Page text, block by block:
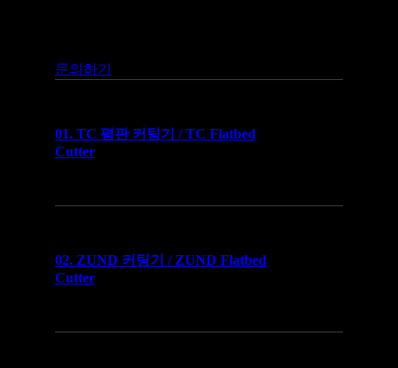
문의하기
01. TC 평판 커팅기 / TC Flatbed
Cutter
02. ZUND 커팅기 / ZUND Flatbed
Cutter